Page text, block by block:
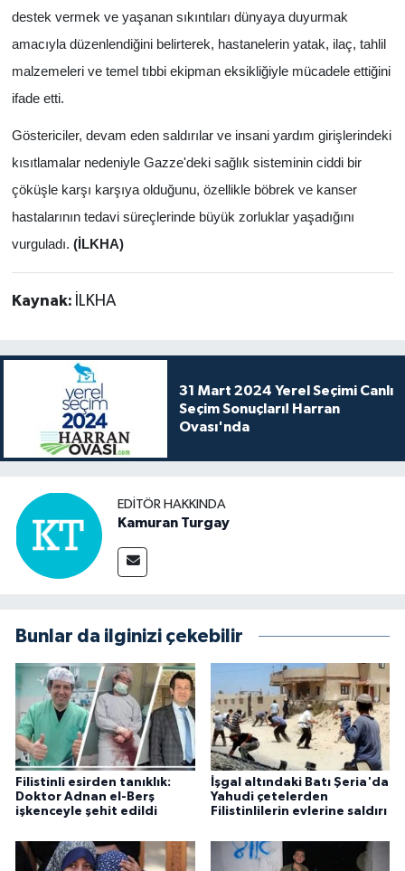
destek vermek ve yaşanan sıkıntıları dünyaya duyurmak
amacıyla düzenlendiğini belirterek, hastanelerin yatak, ilaç, tahlil
malzemeleri ve temel tıbbi ekipman eksikliğiyle mücadele ettiğini
ifade etti.
Göstericiler, devam eden saldırılar ve insani yardım girişlerindeki
kısıtlamalar nedeniyle Gazze'deki sağlık sisteminin ciddi bir
çöküşle karşı karşıya olduğunu, özellikle böbrek ve kanser
hastalarının tedavi süreçlerinde büyük zorluklar yaşadığını
vurguladı. (İLKHA)
Kaynak: İLKHA
31 Mart 2024 Yerel Seçimi Canlı
Seçim Sonuçları! Harran
Ovası'nda
EDITÖR HAKKINDA
Kamuran Turgay
Bunlar da ilginizi çekebilir
Filistinli esirden tanıklık:
Doktor Adnan el-Berş
işkenceyle şehit edildi
İşgal altındaki Batı Şeria'da
Yahudi çetelerden
Filistinlilerin evlerine saldırı